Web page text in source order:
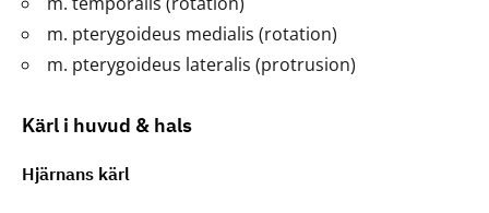
m. pterygoideus medialis (rotation)
m. pterygoideus lateralis (protrusion)
Kärl i huvud & hals
Hjärnans kärl